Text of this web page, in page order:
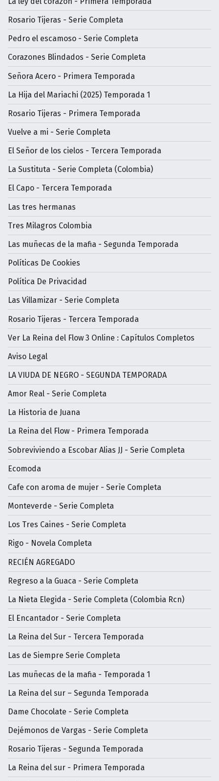
Rosario Tijeras - Serie Completa
Pedro el escamoso - Serie Completa
Corazones Blindados - Serie Completa
Señora Acero - Primera Temporada
La Hija del Mariachi (2025) Temporada 1
Rosario Tijeras - Primera Temporada
Vuelve a mi - Serie Completa
El Señor de los cielos - Tercera Temporada
La Sustituta - Serie Completa (Colombia)
El Capo - Tercera Temporada
Las tres hermanas
Tres Milagros Colombia
Las muñecas de la mafia - Segunda Temporada
Políticas De Cookies
Política De Privacidad
Las Villamizar - Serie Completa
Rosario Tijeras - Tercera Temporada
Ver La Reina del Flow 3 Online : Capítulos Completos
Aviso Legal
LA VIUDA DE NEGRO - SEGUNDA TEMPORADA
Amor Real - Serie Completa
La Historia de Juana
La Reina del Flow - Primera Temporada
Sobreviviendo a Escobar Alias JJ - Serie Completa
Ecomoda
Cafe con aroma de mujer - Serìe Completa
Monteverde - Serie Completa
Los Tres Caines - Serie Completa
Rigo - Novela Completa
RECIÉN AGREGADO
Regreso a la Guaca - Serie Completa
La Nieta Elegida - Serie Completa (Colombia Rcn)
El Encantador - Serie Completa
La Reina del Sur - Tercera Temporada
Las de Siempre Serie Completa
Las muñecas de la mafia - Temporada 1
La Reina del sur – Segunda Temporada
Dame Chocolate - Serie Completa
Dejémonos de Vargas - Serie Completa
Rosario Tijeras - Segunda Temporada
La Reina del sur - Primera Temporada